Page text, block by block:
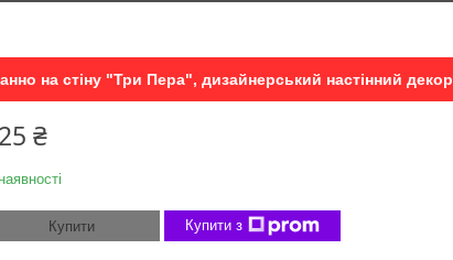
на стіну "Три Пера", дизайнерський настінний декор
₴
Купити Купити з